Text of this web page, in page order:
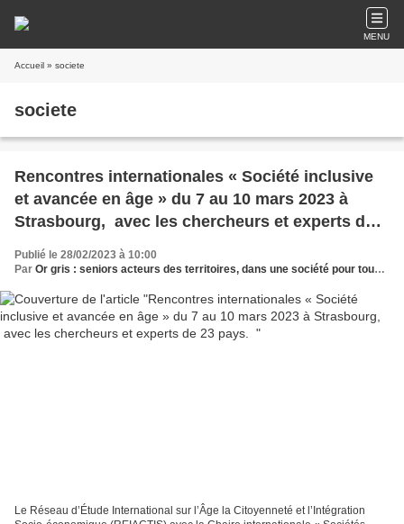
MENU
Accueil » societe
societe
Rencontres internationales « Société inclusive
et avancée en âge » du 7 au 10 mars 2023 à
Strasbourg, avec les chercheurs et experts de
Publié le 28/02/2023 à 10:00
Par Or gris : seniors acteurs des territoires, dans une société pour tous les âges
Le Réseau d’Étude International sur l’Âge la Citoyenneté et l’Intégration